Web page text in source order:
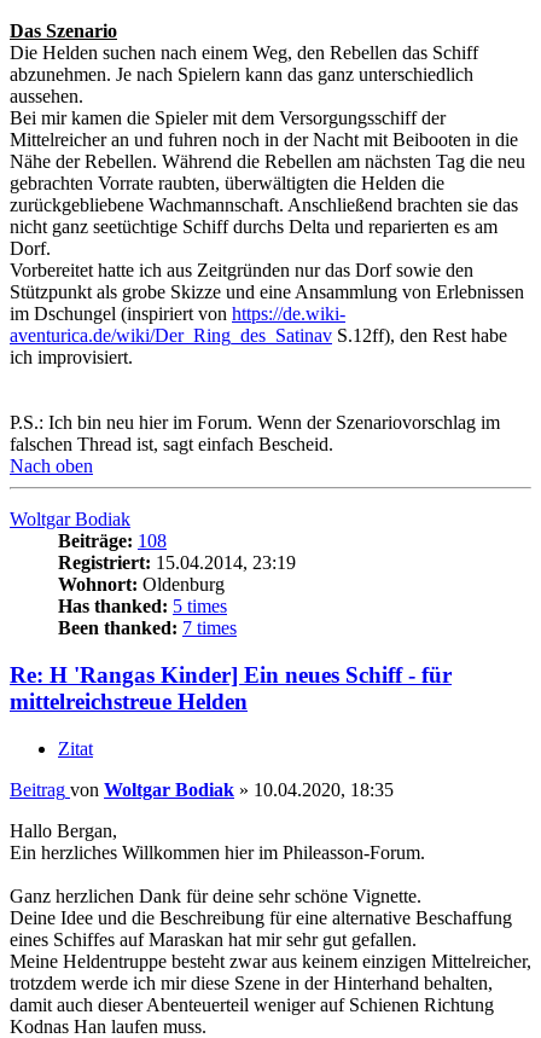
Das Szenario
Die Helden suchen nach einem Weg, den Rebellen das Schiff
abzunehmen. Je nach Spielern kann das ganz unterschiedlich
aussehen.
Bei mir kamen die Spieler mit dem Versorgungsschiff der
Mittelreicher an und fuhren noch in der Nacht mit Beibooten in die
Nähe der Rebellen. Während die Rebellen am nächsten Tag die neu
gebrachten Vorrate raubten, überwältigten die Helden die
zurückgebliebene Wachmannschaft. Anschließend brachten sie das
nicht ganz seetüchtige Schiff durchs Delta und reparierten es am
Dorf.
Vorbereitet hatte ich aus Zeitgründen nur das Dorf sowie den
Stützpunkt als grobe Skizze und eine Ansammlung von Erlebnissen
im Dschungel (inspiriert von https://de.wiki-
aventurica.de/wiki/Der_Ring_des_Satinav S.12ff), den Rest habe
ich improvisiert.
P.S.: Ich bin neu hier im Forum. Wenn der Szenariovorschlag im
falschen Thread ist, sagt einfach Bescheid.
Nach oben
Woltgar Bodiak
Beiträge: 108
Registriert: 15.04.2014, 23:19
Wohnort: Oldenburg
Has thanked: 5 times
Been thanked: 7 times
Re: H 'Rangas Kinder] Ein neues Schiff - für
mittelreichstreue Helden
Zitat
Beitrag von Woltgar Bodiak » 10.04.2020, 18:35
Hallo Bergan,
Ein herzliches Willkommen hier im Phileasson-Forum.
Ganz herzlichen Dank für deine sehr schöne Vignette.
Deine Idee und die Beschreibung für eine alternative Beschaffung
eines Schiffes auf Maraskan hat mir sehr gut gefallen.
Meine Heldentruppe besteht zwar aus keinem einzigen Mittelreicher,
trotzdem werde ich mir diese Szene in der Hinterhand behalten,
damit auch dieser Abenteuerteil weniger auf Schienen Richtung
Kodnas Han laufen muss.